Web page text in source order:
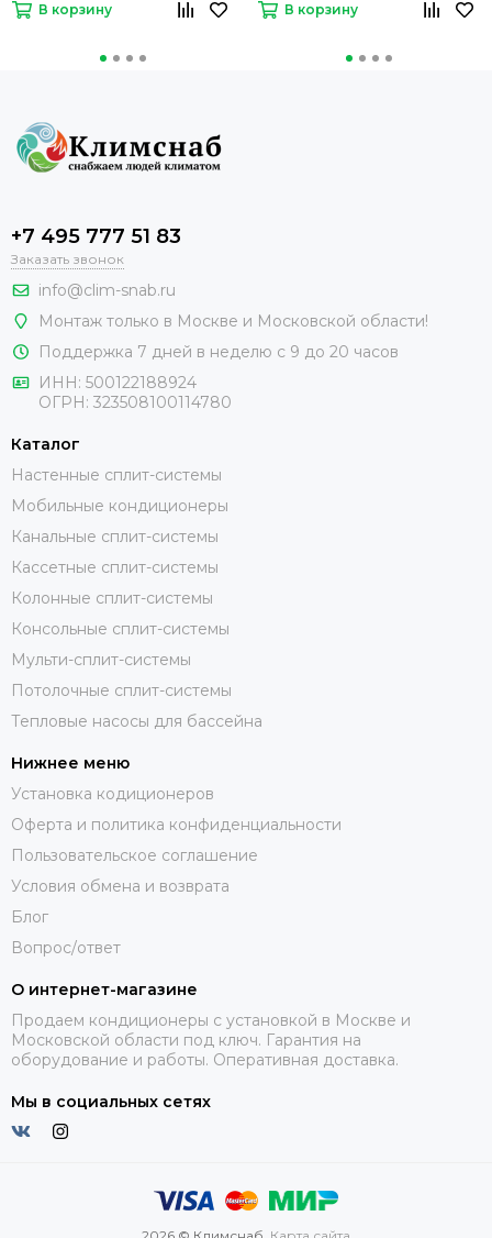
В корзину В корзину
+7 495 777 51 83
Заказать звонок
info@clim-snab.ru
Монтаж только в Москве и Московской области!
Поддержка 7 дней в неделю с 9 до 20 часов
ИНН: 500122188924
ОГРН: 323508100114780
Каталог
Настенные сплит-системы
Мобильные кондиционеры
Канальные сплит-системы
Кассетные сплит-системы
Колонные сплит-системы
Консольные сплит-системы
Мульти-сплит-системы
Потолочные сплит-системы
Тепловые насосы для бассейна
Нижнее меню
Установка кодиционеров
Оферта и политика конфиденциальности
Пользовательское соглашение
Условия обмена и возврата
Блог
Вопрос/ответ
О интернет-магазине
Продаем кондиционеры с установкой в Москве и
Московской области под ключ. Гарантия на
оборудование и работы. Оперативная доставка.
Мы в социальных сетях